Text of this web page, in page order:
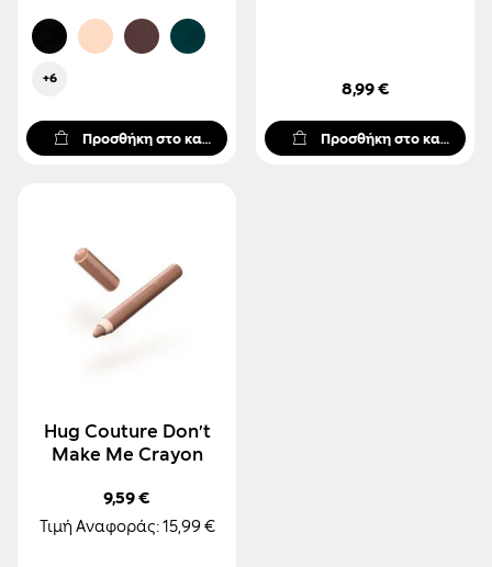
+6
Προσθήκη στο καλάθι
8,99 €
Προσθήκη στο καλάθι
Hug Couture Don’t
Make Me Crayon
9,59 €
Τιμή Αναφοράς: 15,99 €